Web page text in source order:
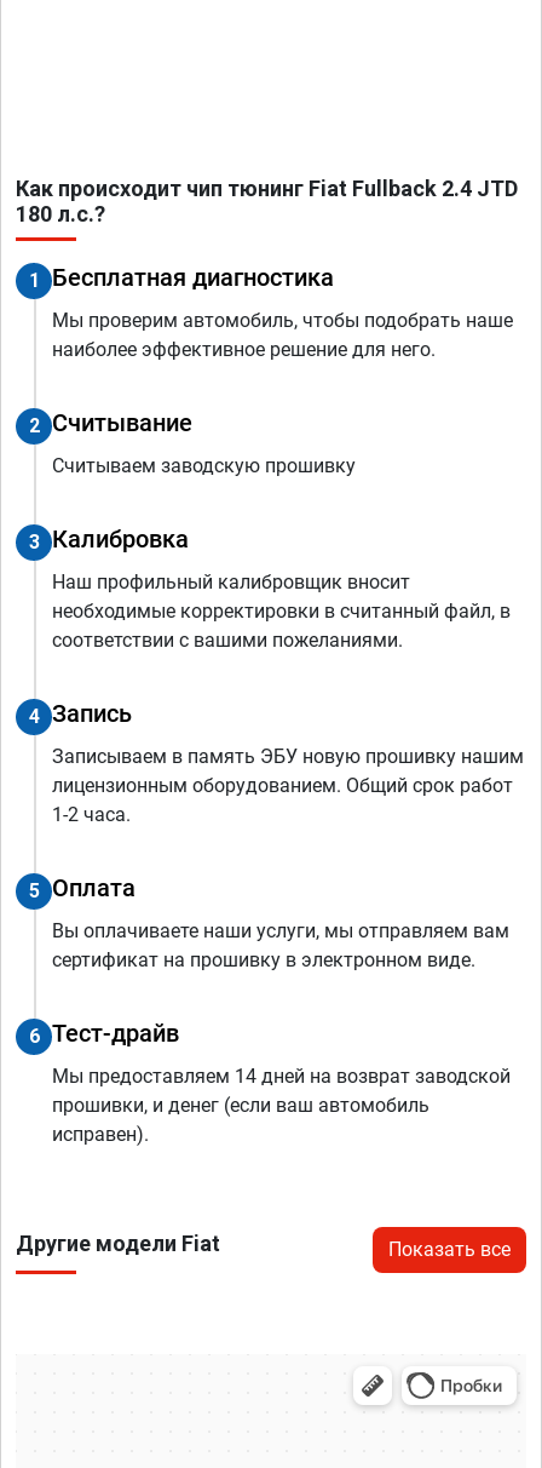
Как происходит чип тюнинг Fiat Fullback 2.4 JTD
180 л.с.?
1 Бесплатная диагностика
Мы проверим автомобиль, чтобы подобрать наше
наиболее эффективное решение для него.
2 Считывание
Считываем заводскую прошивку
3 Калибровка
Наш профильный калибровщик вносит
необходимые корректировки в считанный файл, в
соответствии с вашими пожеланиями.
4 Запись
Записываем в память ЭБУ новую прошивку нашим
лицензионным оборудованием. Общий срок работ
1-2 часа.
5 Оплата
Вы оплачиваете наши услуги, мы отправляем вам
сертификат на прошивку в электронном виде.
6 Тест-драйв
Мы предоставляем 14 дней на возврат заводской
прошивки, и денег (если ваш автомобиль
исправен).
Другие модели Fiat Показать все